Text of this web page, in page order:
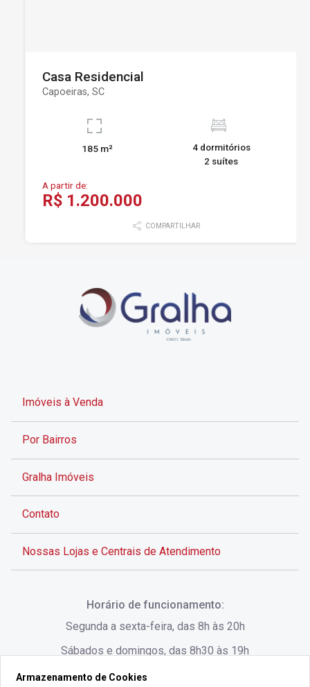
Casa Residencial
Capoeiras, SC
185 m²
4 dormitórios
2 suítes
A partir de:
R$ 1.200.000
COMPARTILHAR
Imóveis à Venda
Por Bairros
Gralha Imóveis
Contato
Nossas Lojas e Centrais de Atendimento
Horário de funcionamento:
Segunda a sexta-feira, das 8h às 20h
Sábados e domingos, das 8h30 às 19h
Armazenamento de Cookies